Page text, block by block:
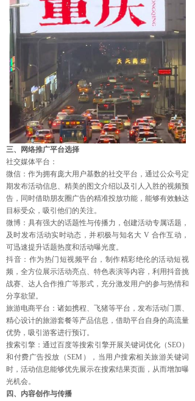
三、网络推广平台选择
社交媒体平台：
微信：作为拥有庞大用户基数的社交平台，通过公众号定
期发布活动信息、精美的图文介绍以及引人入胜的视频预
告，同时借助朋友圈广告的精准投放功能，能够有效触达
目标受众，吸引他们的关注。
微博：具有强大的话题性与传播力，创建活动专属话题，
及时发布活动实时动态，并积极与知名大 V 合作互动，
可迅速提升话题热度和活动曝光度。
抖音：作为热门短视频平台，制作精彩绝伦的活动短视
频，全方位展示活动亮点、特色表演等内容，利用抖音挑
战赛、达人合作推广等形式，充分激发用户的参与热情和
分享欲望。
旅游电商平台：诸如携程、飞猪等平台，发布活动门票、
精心设计的旅游套餐等产品信息，借助平台自身的高流量
优势，吸引游客进行预订。
搜索引擎：通过百度等搜索引擎开展关键词优化（SEO）
和付费广告投放（SEM），当用户搜索相关旅游关键词
时，活动信息能够优先展示在搜索结果页面，从而增加曝
光机会。
四、内容创作与传播